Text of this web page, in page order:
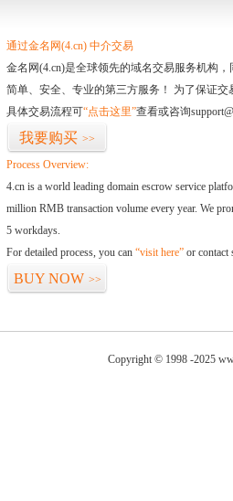
通过金名网(4.cn) 中介交易
金名网(4.cn)是全球领先的域名交易服务机构
简单、安全、专业的第三方服务！ 为了保证
具体交易流程可“点击这里”查看或咨询
我要购买 >>
Process Overview:
4.cn is a world leading domain escrow service
million RMB transaction volume every year. We
5 workdays.
For detailed process, you can “visit here” or contact
BUY NOW >>
Copyright © 1998 -2025